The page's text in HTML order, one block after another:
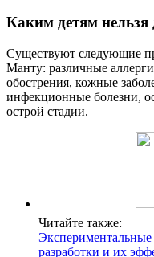
Каким детям нельзя
Существуют следующие
Манту: различные
обострения, кожные
инфекционные болезни,
острой стадии.
Читайте также:
разработки и их